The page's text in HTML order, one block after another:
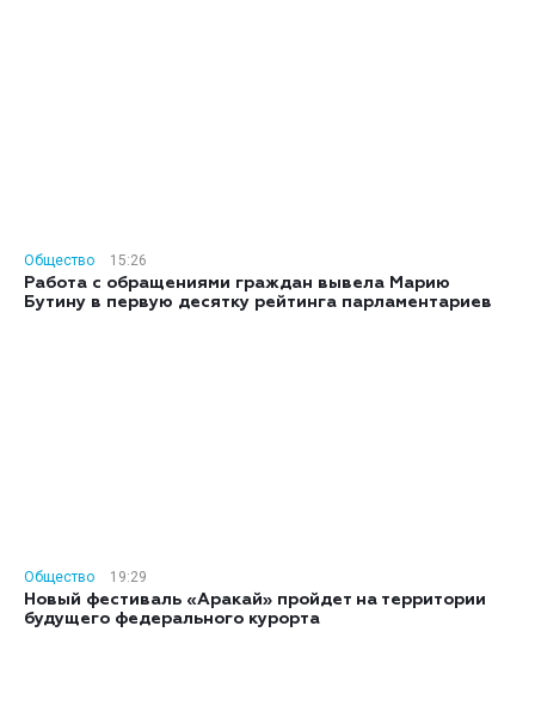
Общество
15:26
Работа с обращениями граждан вывела Марию
Бутину в первую десятку рейтинга парламентариев
Общество
19:29
Новый фестиваль «Аракай» пройдет на территории
будущего федерального курорта